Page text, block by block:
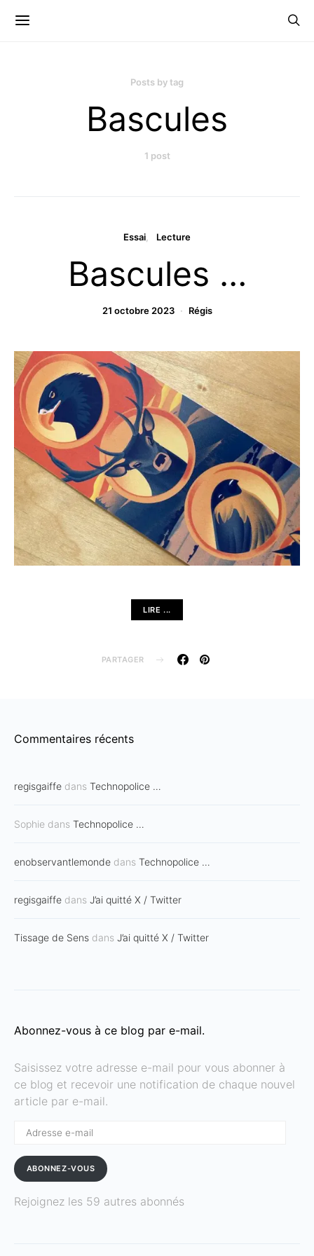
Posts by tag
Bascules
1 post
Essai Lecture
Bascules …
21 octobre 2023 Régis
LIRE ...
PARTAGER
Commentaires récents
regisgaiffe dans Technopolice …
Sophie dans Technopolice …
enobservantlemonde dans Technopolice …
regisgaiffe dans J’ai quitté X / Twitter
Tissage de Sens dans J’ai quitté X / Twitter
Abonnez-vous à ce blog par e-mail.
Saisissez votre adresse e-mail pour vous abonner à
ce blog et recevoir une notification de chaque nouvel
article par e-mail.
ABONNEZ-VOUS
Rejoignez les 59 autres abonnés